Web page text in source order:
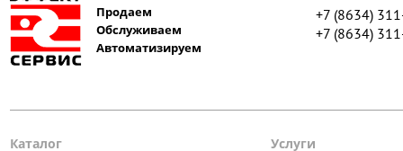
Продаем
Обслуживаем
Автоматизируем
+7 (8634)
+7 (8634)
Каталог Услуги